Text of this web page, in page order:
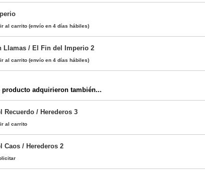
al carrito (envío en 4 días hábiles)
Llamas / El Fin del Imperio 2
al carrito (envío en 4 días hábiles)
producto adquirieron también...
Recuerdo / Herederos 3
al carrito
Caos / Herederos 2